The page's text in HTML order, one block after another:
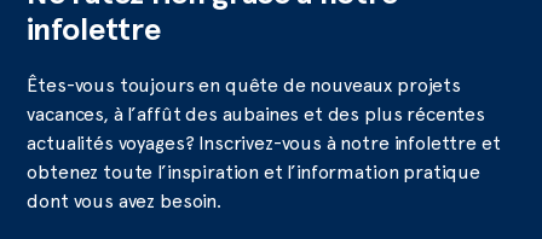
infolettre
Êtes-vous toujours en quête de nouveaux projets
vacances, à l’affût des aubaines et des plus récentes
actualités voyages? Inscrivez-vous à notre infolettre et
obtenez toute l’inspiration et l’information pratique
dont vous avez besoin.